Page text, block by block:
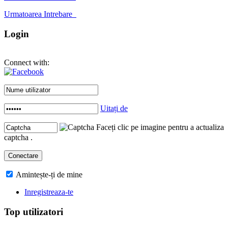
Urmatoarea Intrebare
Login
Connect with:
Uitați de
Faceți clic pe imagine pentru a actualiza
captcha .
Amintește-ți de mine
Inregistreaza-te
Top utilizatori